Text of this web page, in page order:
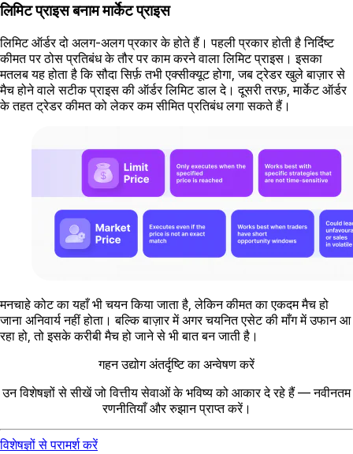
लिमिट प्राइस बनाम मार्केट प्राइस
लिमिट ऑर्डर दो अलग-अलग प्रकार के होते हैं। पहली प्रकार होती है निर्दिष्ट
कीमत पर ठोस प्रतिबंध के तौर पर काम करने वाला लिमिट प्राइस। इसका
मतलब यह होता है कि सौदा सिर्फ़ तभी एक्सीक्यूट होगा, जब ट्रेडर खुले बाज़ार से
मैच होने वाले सटीक प्राइस की ऑर्डर लिमिट डाल दे। दूसरी तरफ़, मार्केट ऑर्डर
के तहत ट्रेडर कीमत को लेकर कम सीमित प्रतिबंध लगा सकते हैं।
मनचाहे कोट का यहाँ भी चयन किया जाता है, लेकिन कीमत का एकदम मैच हो
जाना अनिवार्य नहीं होता। बल्कि बाज़ार में अगर चयनित एसेट की माँग में उफान आ
रहा हो, तो इसके करीबी मैच हो जाने से भी बात बन जाती है।
गहन उद्योग अंतर्दृष्टि का अन्वेषण करें
उन विशेषज्ञों से सीखें जो वित्तीय सेवाओं के भविष्य को आकार दे रहे हैं — नवीनतम
रणनीतियाँ और रुझान प्राप्त करें।
विशेषज्ञों से परामर्श करें